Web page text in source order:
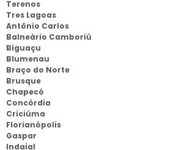
Terenos
Tres Lagoas
Antônio Carlos
Balneário Camboriú
Biguaçu
Blumenau
Braço do Norte
Brusque
Chapecó
Concórdia
Criciúma
Florianópolis
Gaspar
Indaial